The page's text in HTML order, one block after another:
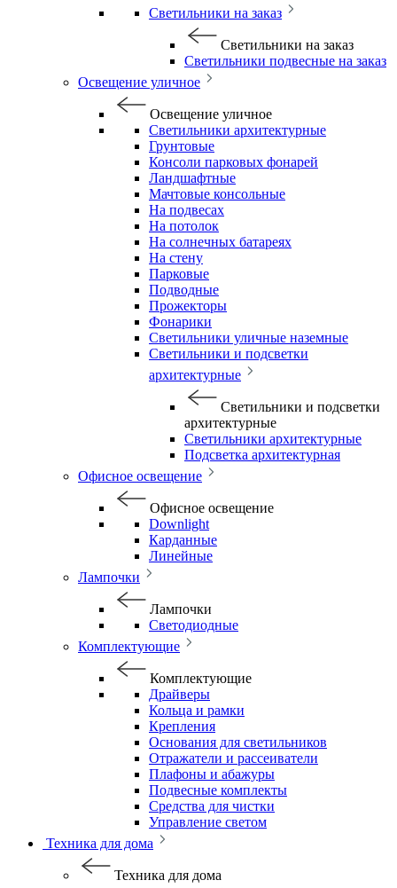
Светильники на заказ
Светильники на заказ
Светильники подвесные на заказ
Освещение уличное
Освещение уличное
Светильники архитектурные
Грунтовые
Консоли парковых фонарей
Ландшафтные
Мачтовые консольные
На подвесах
На потолок
На солнечных батареях
На стену
Парковые
Подводные
Прожекторы
Фонарики
Светильники уличные наземные
Светильники и подсветки
архитектурные
Светильники и подсветки
архитектурные
Светильники архитектурные
Подсветка архитектурная
Офисное освещение
Офисное освещение
Downlight
Карданные
Линейные
Лампочки
Лампочки
Светодиодные
Комплектующие
Комплектующие
Драйверы
Кольца и рамки
Крепления
Основания для светильников
Отражатели и рассеиватели
Плафоны и абажуры
Подвесные комплекты
Средства для чистки
Управление светом
Техника для дома
Техника для дома